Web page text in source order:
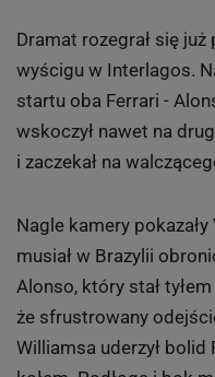
11 z 15
Formuła 1: Vettel
Sebastian Vettel po raz
a tytuł zapewnił sobie
Tak pisaliśmy o
Dramat rozegrał się już
wyścigu w Interlagos.